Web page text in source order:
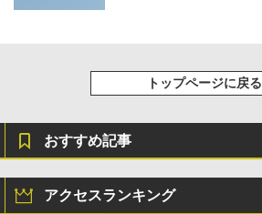
トップページに戻る
おすすめ記事
アクセスランキング